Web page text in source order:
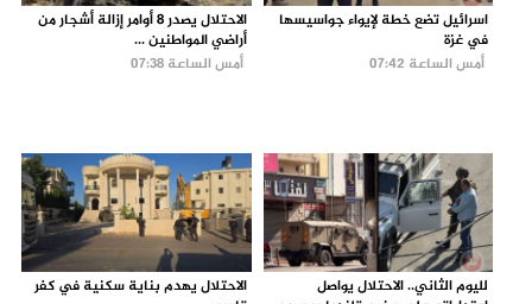
اسرائيل تضع خطة لإيواء جواسيسها
في غزة
أمس الساعة 07:42
الاحتلال يصدر 8 أوامر إزالة أشجار من
أراضي المواطنين ...
أمس الساعة 07:38
لليوم الثاني.. الاحتلال يواصل
الاحتلال يهدم بناية سكنية في كفر